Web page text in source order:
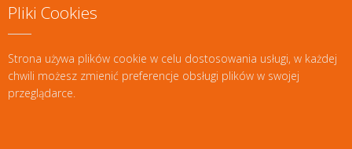
Pliki Cookies
Strona używa plików cookie w celu dostosowania usługi, w każdej
chwili możesz zmienić preferencje obsługi plików w swojej
przeglądarce.